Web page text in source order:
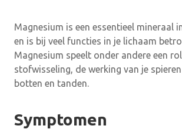
Magnesium is een essentieel mineraal
en is bij veel functies in je lichaam
Magnesium speelt onder andere een
stofwisseling, de werking van je
botten en tanden.
Symptomen